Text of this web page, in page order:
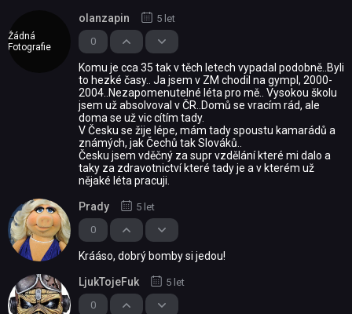
Žádná
Fotografie
0
olanzapin 5 let
Komu je cca 35 tak v těch letech vypadal podobně..Byli
to hezké časy.. Ja jsem v ZM chodil na gympl, 2000-
2004..Nezapomenutelné léta pro mě.. Vysokou školu
jsem už absolvoval v ČR..Domů se vracím rád, ale
doma se už vic cítím tady.
V Česku se žije lépe, mám tady spoustu kamarádů a
známých, jak Čechů tak Slováků..
Česku jsem vděčný za supr vzdělání které mi dalo a
taky za zdravotnictví které tady je a v kterém už
nějaké léta pracuji.
0
Prady 5 let
Krááso, dobrý bomby si jedou!
0
LjukTojeFuk 5 let